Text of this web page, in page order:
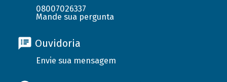
08007026337
Mande sua pergunta
Ouvidoria
Envie sua mensagem